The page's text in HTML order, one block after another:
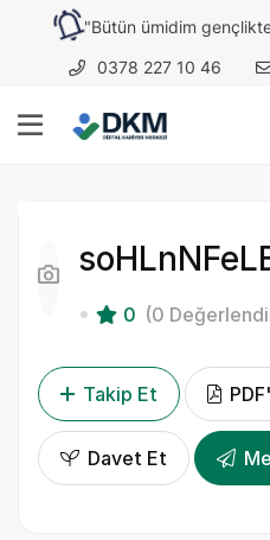
"Bütün ümidim
0378 227 10 46
0 (0
Takip Et
Davet Et